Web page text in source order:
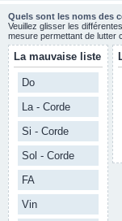
Quels sont les noms des
Veuillez glisser les
mesure permettant de lutter
La mauvaise liste
Do
La - Corde
Si - Corde
Sol - Corde
FA
Vin